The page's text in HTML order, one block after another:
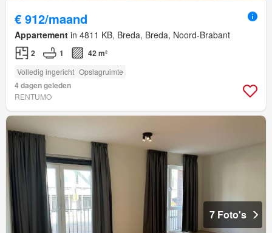
€ 912/maand
Appartement in 4811 KB, Breda, Breda, Noord-Brabant
2 1 42 m²
Volledig ingericht Opslagruimte
4 dagen geleden
RENTUMO
7 Foto's